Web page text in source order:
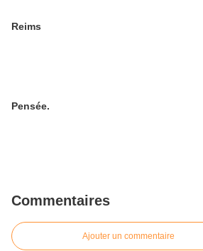
Reims
Pensée.
Commentaires
Ajouter un commentaire